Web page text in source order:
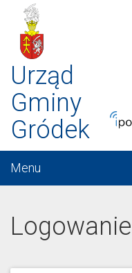
Urząd
Gminy
Gródek
Menu
Logowanie